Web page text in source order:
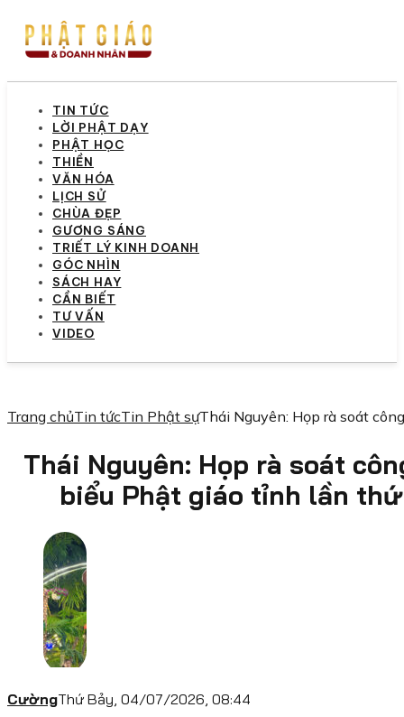
TIN TỨC
LỜI PHẬT DẠY
PHẬT HỌC
THIỀN
VĂN HÓA
LỊCH SỬ
CHÙA ĐẸP
GƯƠNG SÁNG
TRIẾT LÝ KINH DOANH
GÓC NHÌN
SÁCH HAY
CẦN BIẾT
TƯ VẤN
VIDEO
Trang chủTin tứcTin Phật sựThái Nguyên: Họp rà soát
Thái Nguyên: Họp rà soát
biểu Phật giáo tỉnh lần
CườngThứ Bảy, 04/07/2026, 08:44